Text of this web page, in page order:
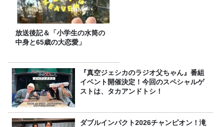
放送後記＆「小学生の水筒の
中身と65歳の大恋愛」
『真空ジェシカのラジオ父ちゃん』番組
イベント開催決定！今回のスペシャルゲ
ストは、タカアンドトシ！
ダブルインパクト2026チャンピオン！滝